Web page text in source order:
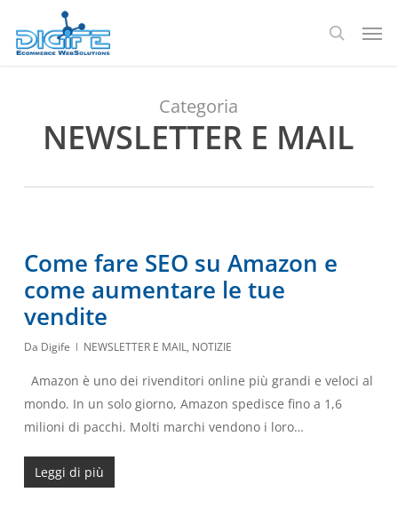
contenuto
ricerca
Categoria
NEWSLETTER E MAIL
Come fare SEO su Amazon e
come aumentare le tue
vendite
Da Digife NEWSLETTER E MAIL, NOTIZIE
Amazon è uno dei rivenditori online più grandi e veloci al
mondo. In un solo giorno, Amazon spedisce fino a 1,6
milioni di pacchi. Molti marchi vendono i loro…
Leggi di più